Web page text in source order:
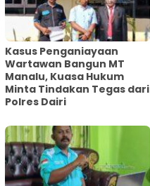
Kasus Penganiayaan
Wartawan Bangun MT
Manalu, Kuasa Hukum
Minta Tindakan Tegas dari
Polres Dairi